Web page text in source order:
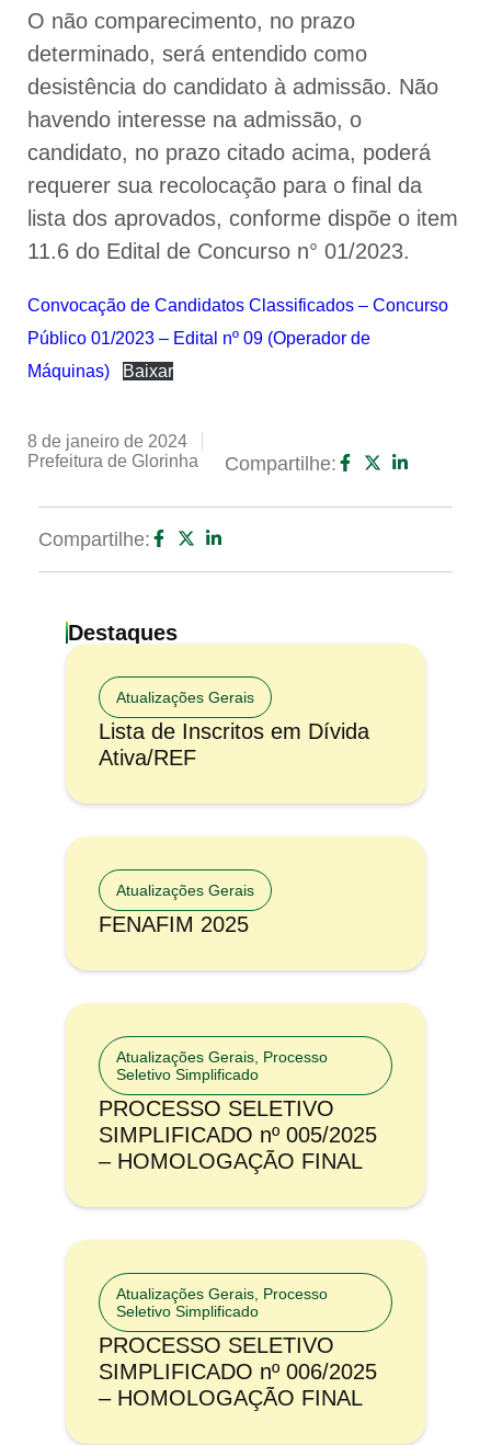
O não comparecimento, no prazo
determinado, será entendido como
desistência do candidato à admissão. Não
havendo interesse na admissão, o
candidato, no prazo citado acima, poderá
requerer sua recolocação para o final da
lista dos aprovados, conforme dispõe o item
11.6 do Edital de Concurso n° 01/2023.
Convocação de Candidatos Classificados – Concurso
Público 01/2023 – Edital nº 09 (Operador de
Máquinas)
Baixar
8 de janeiro de 2024
Prefeitura de Glorinha
Compartilhe:
Compartilhe:
Destaques
Atualizações Gerais
Lista de Inscritos em Dívida
Ativa/REF
Atualizações Gerais
FENAFIM 2025
Atualizações Gerais Processo
Seletivo Simplificado
PROCESSO SELETIVO
SIMPLIFICADO nº 005/2025
– HOMOLOGAÇÃO FINAL
Atualizações Gerais Processo
Seletivo Simplificado
PROCESSO SELETIVO
SIMPLIFICADO nº 006/2025
– HOMOLOGAÇÃO FINAL